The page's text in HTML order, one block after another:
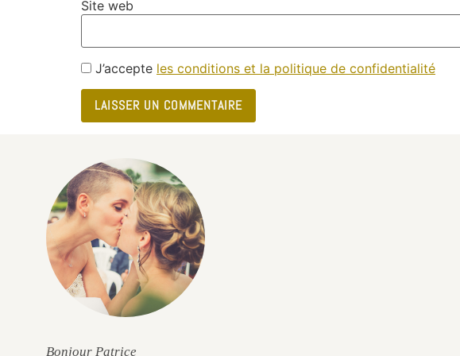
Site web
J’accepte les conditions et la politique de confidentialité
Bonjour Patrice